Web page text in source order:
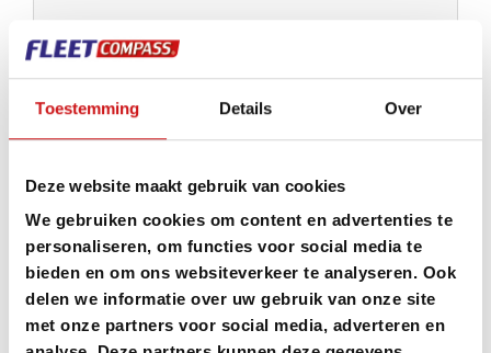
Toestemming Details Over
Deze website maakt gebruik van cookies
We gebruiken cookies om content en advertenties te
personaliseren, om functies voor social media te
bieden en om ons websiteverkeer te analyseren. Ook
delen we informatie over uw gebruik van onze site
met onze partners voor social media, adverteren en